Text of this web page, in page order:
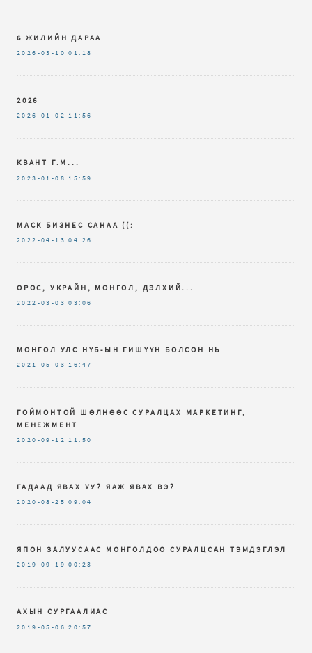
6 ЖИЛИЙН ДАРАА
2026-03-10 01:18
2026
2026-01-02 11:56
КВАНТ Г.М...
2023-01-08 15:59
МАСК БИЗНЕС САНАА ((:
2022-04-13 04:26
ОРОС, УКРАЙН, МОНГОЛ, ДЭЛХИЙ...
2022-03-03 03:06
МОНГОЛ УЛС НҮБ-ЫН ГИШҮҮН БОЛСОН НЬ
2021-05-03 16:47
ГОЙМОНТОЙ ШӨЛНӨӨС СУРАЛЦАХ МАРКЕТИНГ,
МЕНЕЖМЕНТ
2020-09-12 11:50
ГАДААД ЯВАХ УУ? ЯАЖ ЯВАХ ВЭ?
2020-08-25 09:04
ЯПОН ЗАЛУУСААС МОНГОЛДОО СУРАЛЦСАН ТЭМДЭГЛЭЛ
2019-09-19 00:23
АХЫН СУРГААЛИАС
2019-05-06 20:57